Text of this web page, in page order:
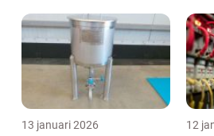
13 januari 2026 12